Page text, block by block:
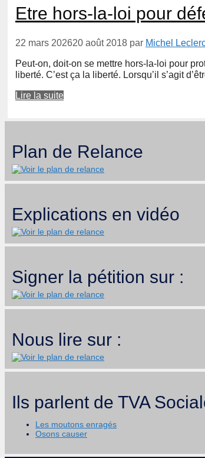
Etre hors-la-loi pour
22 mars 202620 août 2018 par Michel
Peut-on, doit-on se mettre hors-la-loi pour
liberté. C’est ça la liberté. Lorsqu’il s’agit
Lire la suite
Plan de Relance
Explications en vidéo
Signer la pétition sur :
Nous lire sur :
Ils parlent de TVA
Les moutons enragés
Osons causer